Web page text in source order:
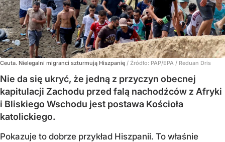
Ceuta. Nielegalni migranci szturmują Hiszpanię / Źródło: PAP/EPA / Reduan Dris
Nie da się ukryć, że jedną z przyczyn obecnej
kapitulacji Zachodu przed falą nachodźców z Afryki
i Bliskiego Wschodu jest postawa Kościoła
katolickiego.
Pokazuje to dobrze przykład Hiszpanii. To właśnie